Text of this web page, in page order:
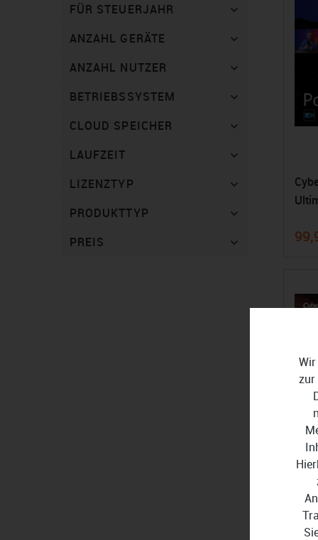
FÜR STEUERJAHR
ANZAHL GERÄTE
ANZAHL NUTZER
BETRIEBSSYSTEM
CLOUD SPEICHER
LAUFZEIT
LIZENZTYP
PRODUKTTYP
PREIS
zur